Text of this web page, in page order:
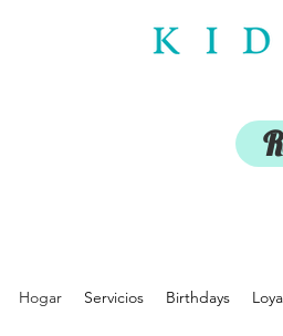
Hogar Servicios Birthdays